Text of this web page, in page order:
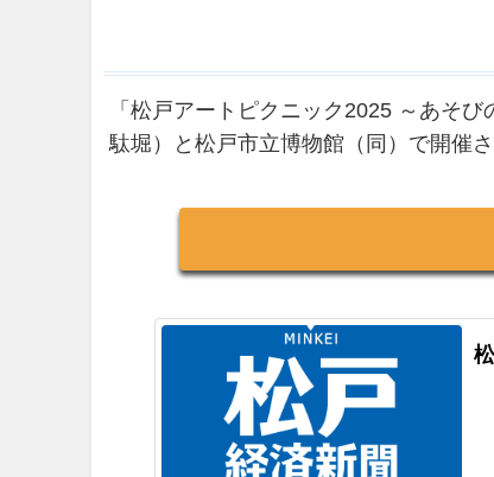
「松戸アートピクニック2025 ～あそ
駄堀）と松戸市立博物館（同）で開催